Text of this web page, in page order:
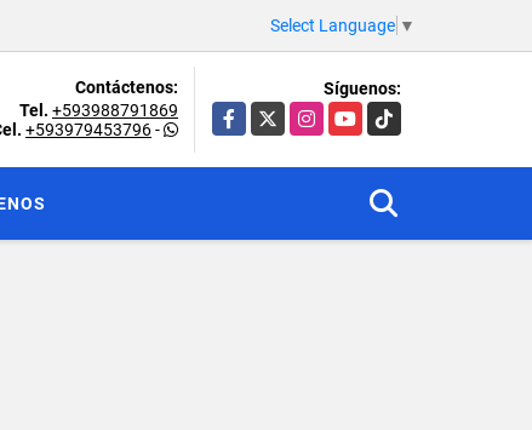
Select Language ▼
Contáctenos:
Tel. +593988791869
+593979453796-
Síguenos:
Facebook
X InstagramYouTubeTikTok